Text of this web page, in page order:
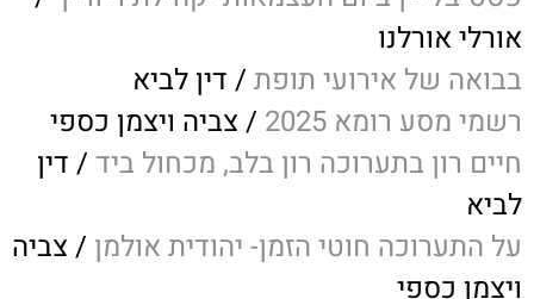
אורלי אורלנו
בבואה של אירועי תופת / דין לביא
רשמי מסע רומא 2025
/ צביה ויצמן כספי
חיים רון בתערוכה רון בלב, מכחול ביד / דין
לביא
על התערוכה חוטי הזמן- יהודית אולמן / צביה
ויצמן כספי